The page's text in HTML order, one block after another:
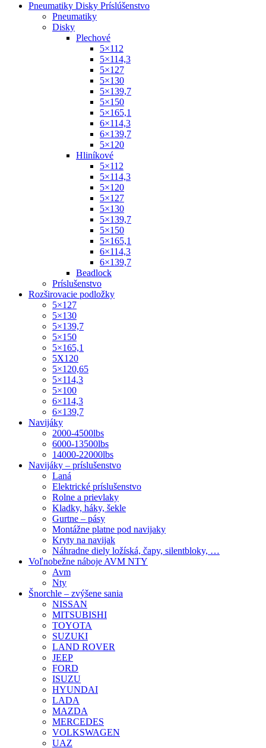
Pneumatiky Disky Príslúšenstvo
Pneumatiky
Disky
Plechové
5×112
5×114,3
5×127
5×130
5×139,7
5×150
5×165,1
6×114,3
6×139,7
5×120
Hliníkové
5×112
5×114,3
5×120
5×127
5×130
5×139,7
5×150
5×165,1
6×114,3
6×139,7
Beadlock
Príslušenstvo
Rozširovacie podložky
5×127
5×130
5×139,7
5×150
5×165,1
5X120
5×120,65
5×114,3
5×100
6×114,3
6×139,7
Navijáky
2000-4500lbs
6000-13500lbs
14000-22000lbs
Navijáky – príslušenstvo
Laná
Elektrické príslušenstvo
Rolne a prievlaky
Kladky, háky, šekle
Gurtne – pásy
Montážne platne pod navijaky
Kryty na navijak
Náhradne diely ložíská, čapy, silentbloky, …
Voľnobežne náboje AVM NTY
Avm
Nty
Šnorchle – zvýšene sania
NISSAN
MITSUBISHI
TOYOTA
SUZUKI
LAND ROVER
JEEP
FORD
ISUZU
HYUNDAI
LADA
MAZDA
MERCEDES
VOLKSWAGEN
UAZ